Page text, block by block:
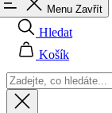
Muži
Vše v